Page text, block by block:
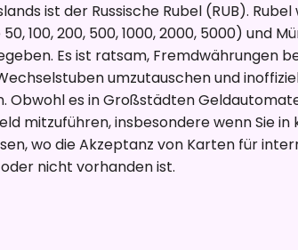
ist der Russische Rubel (RUB).
100, 200, 500, 1000, 2000, 5000) und
Es ist ratsam, Fremdwährungen
umzutauschen und
Obwohl es in Großstädten
mitzuführen, insbesondere wenn Sie in
wo die Akzeptanz von Karten für
nicht vorhanden ist.